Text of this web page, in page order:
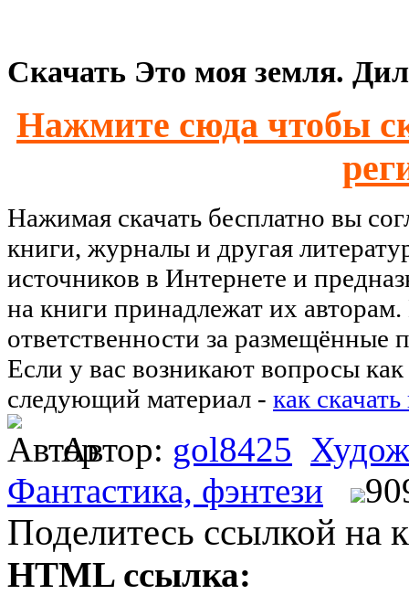
Скачать Это моя земля.
Нажмите сюда чтобы
Нажимая скачать бесплатно вы
книги, журналы и другая
источников в Интернете и
на книги принадлежат их
ответственности за размещённые
Если у вас возникают вопросы как
следующий материал - как
Автор: gol8425
Фантастика, фэнтези
Поделитесь ссылкой на
HTML ссылка: